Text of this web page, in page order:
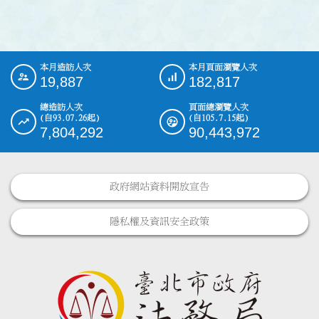
::: 本月造訪人次
19,887
本月頁面瀏覽人次
182,817
總造訪人次
(自93.07.26起)
7,804,292
頁面總瀏覽人次
(自105.7.15起)
90,443,972
政府網站資料開放宣告
隱私權及資訊安全政策